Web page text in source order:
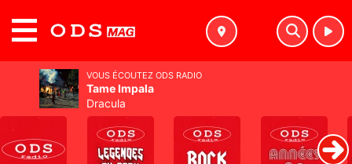
VOUS ÉCOUTEZ ODS RADIO
Tame Impala
Dracula